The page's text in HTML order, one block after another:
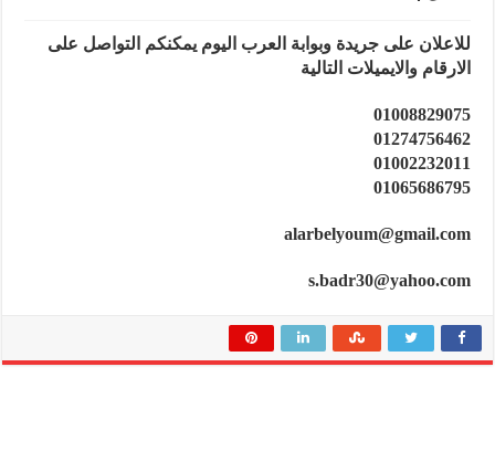
للاعلان على جريدة وبوابة العرب اليوم يمكنكم التواصل على
الارقام والايميلات التالية
01008829075
01274756462
01002232011
01065686795
alarbelyoum@gmail.com
s.badr30@yahoo.com